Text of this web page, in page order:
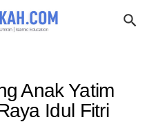
Anak Yatim
Idul Fitri